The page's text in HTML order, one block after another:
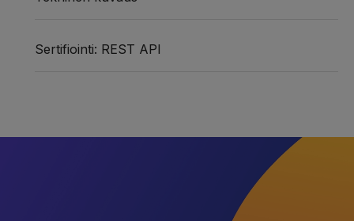
Sertifiointi: REST API